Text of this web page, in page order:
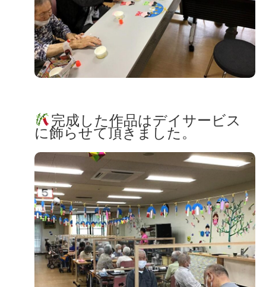
完成した作品はデイサービス
に飾らせて頂きました。